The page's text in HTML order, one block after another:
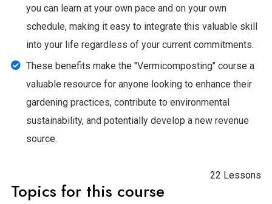
you can learn at your own pace and on your own
schedule, making it easy to integrate this valuable skill
into your life regardless of your current commitments.
These benefits make the "Vermicomposting" course a
valuable resource for anyone looking to enhance their
gardening practices, contribute to environmental
sustainability, and potentially develop a new revenue
source.
Topics for this course
22 Lessons